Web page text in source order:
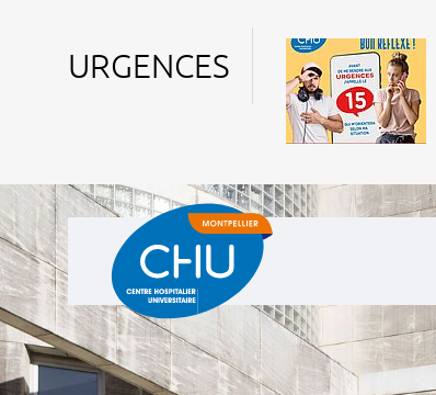
URGENCES